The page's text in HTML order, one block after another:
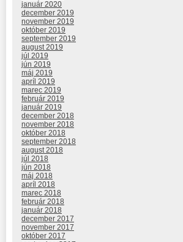
január 2020
december 2019
november 2019
október 2019
september 2019
august 2019
júl 2019
jún 2019
máj 2019
apríl 2019
marec 2019
február 2019
január 2019
december 2018
november 2018
október 2018
september 2018
august 2018
júl 2018
jún 2018
máj 2018
apríl 2018
marec 2018
február 2018
január 2018
december 2017
november 2017
október 2017